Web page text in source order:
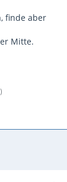
finde aber
Mitte.
)